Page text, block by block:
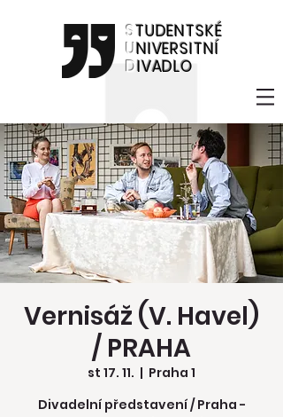
STUDENTSKÉ
UNIVERSITNÍ
DIVADLO
Vernisáž (V. Havel)
/ PRAHA
st 17. 11.
  |
Praha 1
Divadelní představení / Praha -